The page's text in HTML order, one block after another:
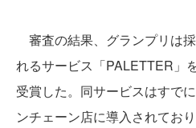
審査の結果、グランプリは
れるサービス「PALETTER」
受賞した。同サービスはすで
ンチェーン店に導入されてお